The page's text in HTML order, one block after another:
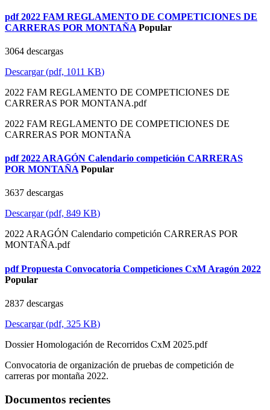
pdf 2022 FAM REGLAMENTO DE COMPETICIONES DE
CARRERAS POR MONTAÑA Popular
3064 descargas
Descargar(pdf, 1011 KB)
2022 FAM REGLAMENTO DE COMPETICIONES DE
CARRERAS POR MONTANA.pdf
2022 FAM REGLAMENTO DE COMPETICIONES DE
CARRERAS POR MONTAÑA
pdf 2022 ARAGÓN Calendario competición CARRERAS
POR MONTAÑA Popular
3637 descargas
Descargar(pdf, 849 KB)
2022 ARAGÓN Calendario competición CARRERAS POR
MONTAÑA.pdf
pdf Propuesta Convocatoria Competiciones CxM Aragón 2022
Popular
2837 descargas
Descargar(pdf, 325 KB)
Dossier Homologación de Recorridos CxM 2025.pdf
Convocatoria de organización de pruebas de competición de
carreras por montaña 2022.
Documentos recientes